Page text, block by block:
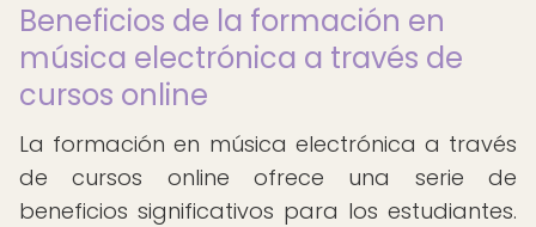
Beneficios de la formación en
música electrónica a través de
cursos online
La formación en música electrónica a través
de cursos online ofrece una serie de
beneficios significativos para los estudiantes.